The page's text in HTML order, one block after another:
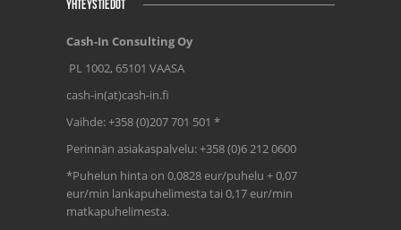
YHTEYSTIEDOT
Cash-In Consulting Oy
PL 1002, 65101 VAASA
cash-in(at)cash-in.fi
Vaihde: +358 (0)207 701 501 *
Perinnän asiakaspalvelu: +358 (0)6 212 0600
*Puhelun hinta on 0,0828 eur/puhelu + 0,07
eur/min lankapuhelimesta tai 0,17 eur/min
matkapuhelimesta.